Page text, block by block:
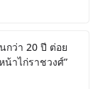
กว่า 20 ปี ต่อย
าไก่ราชวงศ์”